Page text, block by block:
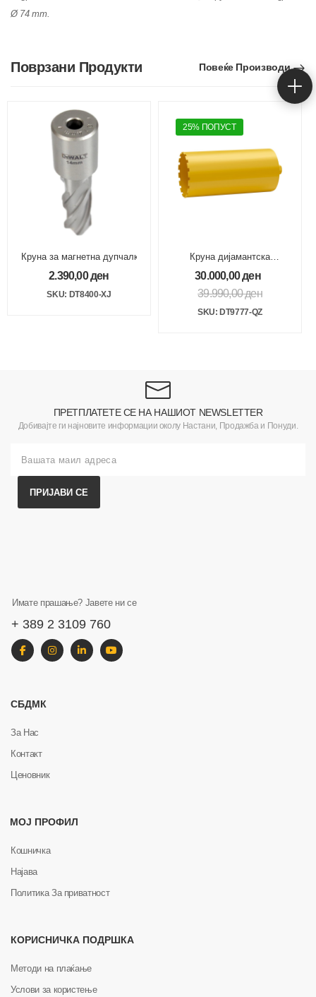
Ø 74 mm.
Поврзани Продукти Повеќе Производи
Круна за магнетна дупчалка ф14 mm
2.390,00ден
SKU: DT8400-XJ
25% ПОПУСТ
Круна дијамантска
200х4000мм 1 1/4“ 16
30.000,00ден
39.990,00ден
SKU: DT9777-QZ
ПРЕТПЛАТЕТЕ СЕ НА НАШИОТ NEWSLETTER
Добивајте ги најновите информации околу Настани, Продажба и Понуди.
ПРИЈАВИ СЕ
Имате прашање? Јавете ни се
+ 389 2 3109 760
СБДМК
За Нас
Контакт
Ценовник
МОЈ ПРОФИЛ
Кошничка
Најава
Политика За приватност
КОРИСНИЧКА ПОДРШКА
Методи на плаќање
Услови за користење